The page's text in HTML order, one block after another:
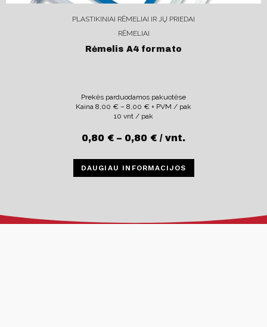
PLASTIKINIAI RĖMELIAI IR JŲ PRIEDAI
RĖMELIAI
Rėmelis A4 formato
Prekės parduodamos pakuotėse
Kaina 8,00 € – 8,00 € + PVM / pak
10 vnt / pak
0,80 € – 0,80 € / vnt.
DAUGIAU INFORMACIJOS